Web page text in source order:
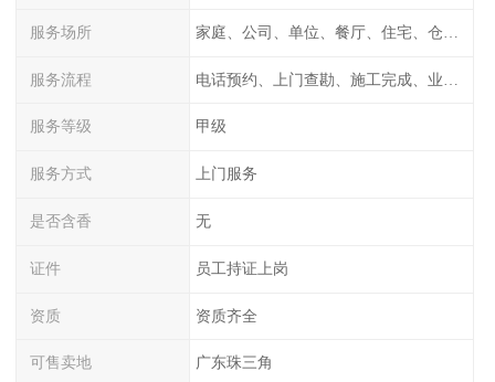
服务场所
服务流程
服务等级 甲级
服务方式 上门服务
是否含香 无
证件 员工持证上岗
资质 资质齐全
可售卖地 广东珠三角